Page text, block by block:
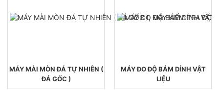
MÁY MÀI MÒN ĐÁ TỰ NHIÊN (
ĐÁ GỐC )
MÁY ĐO ĐỘ BÁM DÍNH VẬT
LIỆU